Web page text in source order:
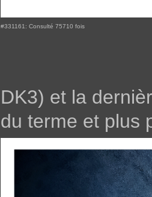
#331161: Consulté 75710 fois
DK3) et la
du terme et plus